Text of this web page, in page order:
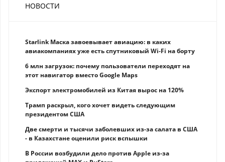
НОВОСТИ
Starlink Маска завоевывает авиацию: в каких
авиакомпаниях уже есть спутниковый Wi-Fi на борту
6 млн загрузок: почему пользователи переходят на
этот навигатор вместо Google Maps
Экспорт электромобилей из Китая вырос на 120%
Трамп раскрыл, кого хочет видеть следующим
президентом США
Две смерти и тысячи заболевших из-за салата в США
- в Казахстане оценили риск вспышки
В России возбудили дело против Apple из-за